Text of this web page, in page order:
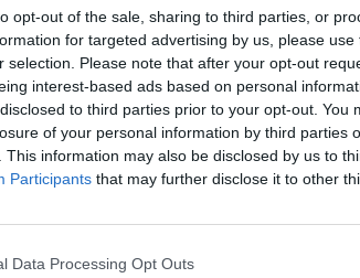
opt-out of the sale, sharing to third parties, or
for targeted advertising by us, please
selection. Please note that after your opt-out
interest-based ads based on personal
to third parties prior to your opt-out. You
of your personal information by third parties
This information may also be disclosed by us to
Participants that may further disclose it to other
Data Processing Opt Outs